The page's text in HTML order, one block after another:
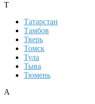
Т
Татарстан
Тамбов
Тверь
Томск
Тула
Тыва
Тюмень
А